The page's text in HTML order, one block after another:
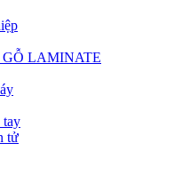
GỖ LAMINATE
tay
tử